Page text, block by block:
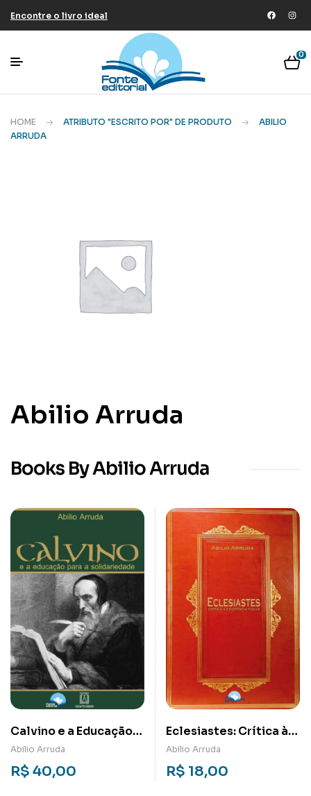
Encontre o livro ideal
0
HOME ATRIBUTO "ESCRITO POR" DE PRODUTO
ABILIO
ARRUDA
Abilio Arruda
Books By Abilio Arruda
Calvino e a Educação
Para a Solidariedade
Abilio Arruda
R$ 40,00
Eclesiastes: Crítica à
existência fugaz
Abilio Arruda
R$ 18,00